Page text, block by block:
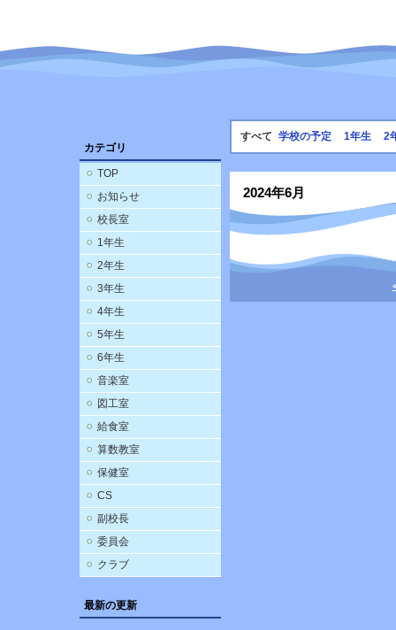
カテゴリ
TOP
お知らせ
校長室
1年生
2年生
3年生
4年生
5年生
6年生
音楽室
図工室
給食室
算数教室
保健室
CS
副校長
委員会
クラブ
最新の更新
すべて 学校の予定 1年生 2
2024年6月